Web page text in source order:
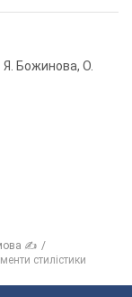
Я. Божинова, О.
мова ✍
стилістики